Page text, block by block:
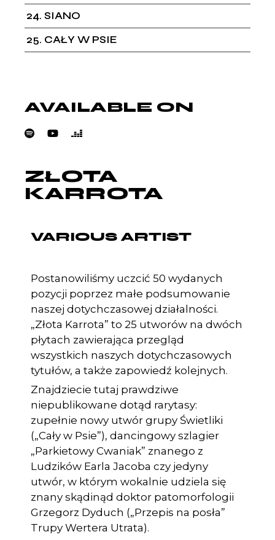
24 SIANO
25 CAŁY W PSIE
AVAILABLE ON
ZŁOTA
KARROTA
VARIOUS ARTIST
Postanowiliśmy uczcić 50 wydanych
pozycji poprzez małe podsumowanie
naszej dotychczasowej działalności.
„Złota Karrota” to 25 utworów na dwóch
płytach zawierająca przegląd
wszystkich naszych dotychczasowych
tytułów, a także zapowiedź kolejnych.
Znajdziecie tutaj prawdziwe
niepublikowane dotąd rarytasy:
zupełnie nowy utwór grupy Świetliki
(„Cały w Psie”), dancingowy szlagier
„Parkietowy Cwaniak” znanego z
Ludzików Earla Jacoba czy jedyny
utwór, w którym wokalnie udziela się
znany skądinąd doktor patomorfologii
Grzegorz Dyduch („Przepis na posła”
Trupy Wertera Utrata).